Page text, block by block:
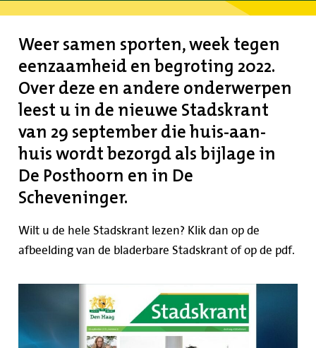
Weer samen sporten, week tegen
eenzaamheid en begroting 2022.
Over deze en andere onderwerpen
leest u in de nieuwe Stadskrant
van 29 september die huis-aan-
huis wordt bezorgd als bijlage in
De Posthoorn en in De
Scheveninger.
Wilt u de hele Stadskrant lezen? Klik dan op de
afbeelding van de bladerbare Stadskrant of op de pdf.